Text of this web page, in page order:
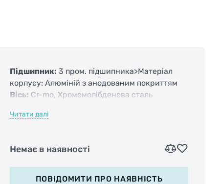
Підшипник: 3 пром. підшипника>Матеріал
корпусу: Алюміній з анодованим покриттям
Вісь: Cr-mo, Хромомолібденова сталь
покращення зчеплення підошви з поверхнею
педалі, запобігають зісковзування ноги.
Читати далі
Немає в наявності
ПОВІДОМИТИ ПРО НАЯВНІСТЬ